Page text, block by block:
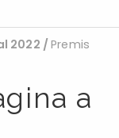
2022 /Premis
a